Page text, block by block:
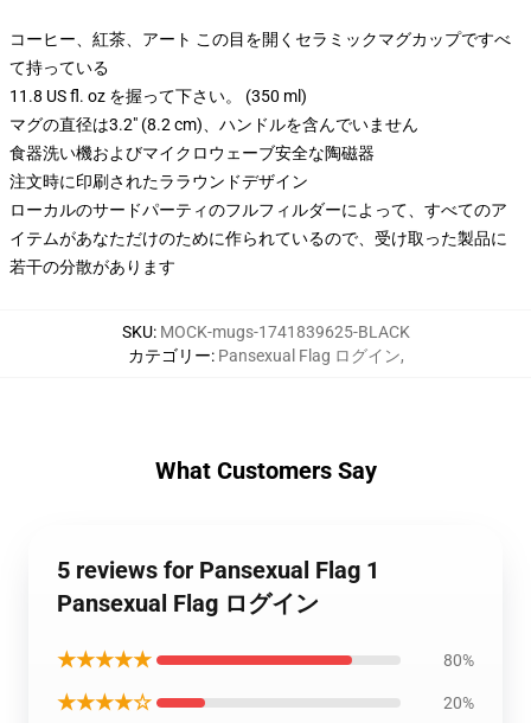
コーヒー、紅茶、アート この目を開くセラミックマグカップですべ
て持っている
11.8 US fl. oz を握って下さい。 (350 ml)
マグの直径は3.2" (8.2 cm)、ハンドルを含んでいません
食器洗い機およびマイクロウェーブ安全な陶磁器
注文時に印刷されたララウンドデザイン
ローカルのサードパーティのフルフィルダーによって、すべてのア
イテムがあなただけのために作られているので、受け取った製品に
若干の分散があります
SKU: MOCK-mugs-1741839625-BLACK
カテゴリー: Pansexual Flag ログイン,
What Customers Say
5 reviews for Pansexual Flag 1
Pansexual Flag ログイン
★★★★★ 80%
★★★★☆ 20%